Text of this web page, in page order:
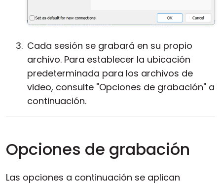
Cada sesión se grabará en su propio
archivo. Para establecer la ubicación
predeterminada para los archivos de
video, consulte "Opciones de grabación" a
continuación.
Opciones de grabación
Las opciones a continuación se aplican